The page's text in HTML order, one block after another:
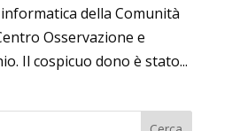
della Comunità
Osservazione e
Il cospicuo dono è stato...